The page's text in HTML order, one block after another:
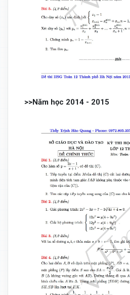
>>Năm học 2014 - 2015